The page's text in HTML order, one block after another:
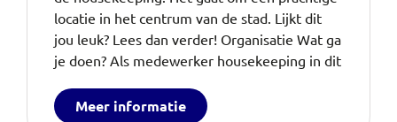
locatie in het centrum van de stad. Lijkt dit
jou leuk? Lees dan verder! Organisatie Wat ga
je doen? Als medewerker housekeeping in dit
Meer informatie